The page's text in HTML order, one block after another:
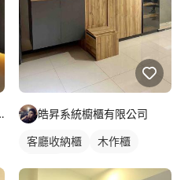
/統包服務 皓昇系統櫥櫃有限公司
客廳收納櫃
木作櫃